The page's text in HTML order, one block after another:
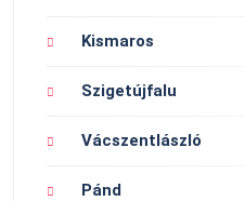
Kismaros
Szigetújfalu
Vácszentlászló
Pánd